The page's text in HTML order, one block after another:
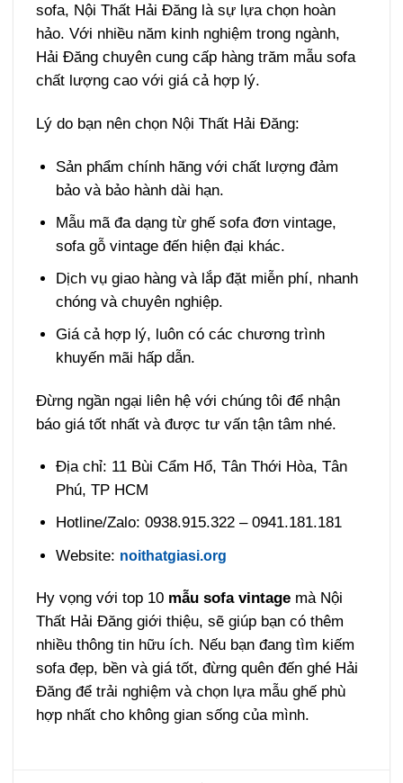
sofa, Nội Thất Hải Đăng là sự lựa chọn hoàn
hảo. Với nhiều năm kinh nghiệm trong ngành,
Hải Đăng chuyên cung cấp hàng trăm mẫu sofa
chất lượng cao với giá cả hợp lý.
Lý do bạn nên chọn Nội Thất Hải Đăng:
Sản phẩm chính hãng với chất lượng đảm
bảo và bảo hành dài hạn.
Mẫu mã đa dạng từ ghế sofa đơn vintage,
sofa gỗ vintage đến hiện đại khác.
Dịch vụ giao hàng và lắp đặt miễn phí, nhanh
chóng và chuyên nghiệp.
Giá cả hợp lý, luôn có các chương trình
khuyến mãi hấp dẫn.
Đừng ngần ngại liên hệ với chúng tôi để nhận
báo giá tốt nhất và được tư vấn tận tâm nhé.
Địa chỉ: 11 Bùi Cẩm Hổ, Tân Thới Hòa, Tân
Phú, TP HCM
Hotline/Zalo: 0938.915.322 – 0941.181.181
Website: noithatgiasi.org
Hy vọng với top 10 mẫu sofa vintage mà Nội
Thất Hải Đăng giới thiệu, sẽ giúp bạn có thêm
nhiều thông tin hữu ích. Nếu bạn đang tìm kiếm
sofa đẹp, bền và giá tốt, đừng quên đến ghé Hải
Đăng để trải nghiệm và chọn lựa mẫu ghế phù
hợp nhất cho không gian sống của mình.